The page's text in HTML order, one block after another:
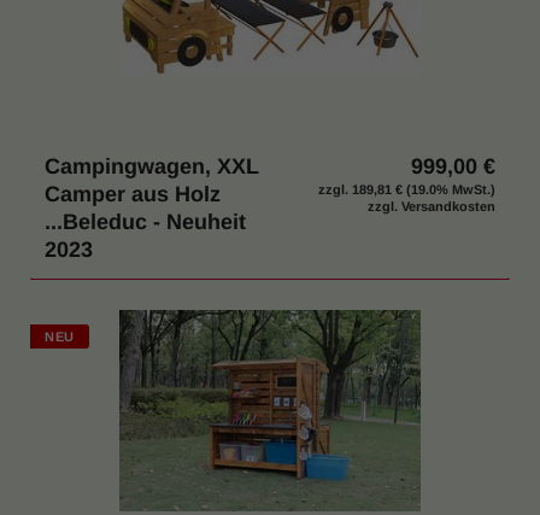
Campingwagen, XXL
Camper aus Holz
...Beleduc - Neuheit
2023
999,00 €
zzgl. 189,81 € (19.0% MwSt.)
zzgl. Versandkosten
NEU